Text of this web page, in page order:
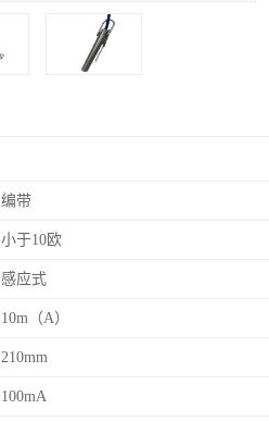
编带
小于10欧
感应式
10m（A）
210mm
100mA